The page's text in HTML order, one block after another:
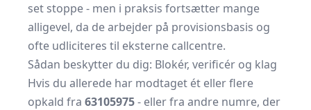
set stoppe - men i praksis fortsætter mange
alligevel, da de arbejder på provisionsbasis og
ofte udliciteres til eksterne callcentre.
Sådan beskytter du dig: Blokér, verificér og klag
Hvis du allerede har modtaget ét eller flere
opkald fra 63105975- eller fra andre numre, der